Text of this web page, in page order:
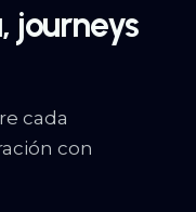
journeys
cada
con